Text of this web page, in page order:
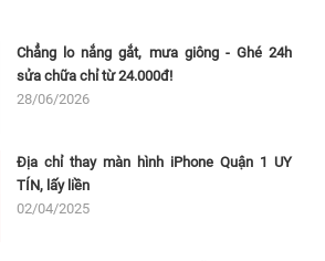
Chẳng lo nắng gắt, mưa giông - Ghé 24h
sửa chữa chỉ từ 24.000đ!
28/06/2026
Địa chỉ thay màn hình iPhone Quận 1 UY
TÍN, lấy liền
02/04/2025